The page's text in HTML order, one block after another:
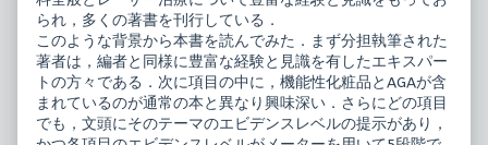
られ，多くの著書を刊行している．
このような背景から本書を読んでみた．まず分担執筆された
著者は，編者と同様に豊富な経験と見識を有したエキスパー
トの方々である．次に項目の中に，機能性化粧品とAGAが含
まれているのが通常の本と異なり興味深い．さらにどの項目
でも，文頭にそのテーマのエビデンスレベルの提示があり，